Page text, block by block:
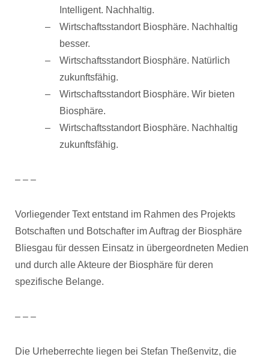
Intelligent. Nachhaltig.
Wirtschaftsstandort Biosphäre. Nachhaltig
besser.
Wirtschaftsstandort Biosphäre. Natürlich
zukunftsfähig.
Wirtschaftsstandort Biosphäre. Wir bieten
Biosphäre.
Wirtschaftsstandort Biosphäre. Nachhaltig
zukunftsfähig.
– – –
Vorliegender Text entstand im Rahmen des Projekts
Botschaften und Botschafter im Auftrag der Biosphäre
Bliesgau für dessen Einsatz in übergeordneten Medien
und durch alle Akteure der Biosphäre für deren
spezifische Belange.
– – –
Die Urheberrechte liegen bei Stefan Theßenvitz, die